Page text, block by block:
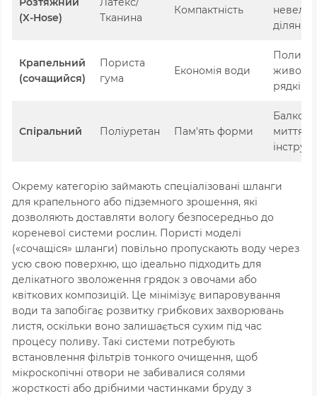
(X-Hose)
Тканина
Компактність
ділянки
Крапельний
(сочащийся)
Пориста
гума
Економія води
Полив
рядків
Спіральний Поліуретан Пам'ять форми
миття
Окрему категорію займають спеціалізовані шланги
для крапельного або підземного зрошення, які
дозволяють доставляти вологу безпосередньо до
кореневої системи рослин. Пористі моделі
(«сочащіся» шланги) повільно пропускають воду через
усю свою поверхню, що ідеально підходить для
делікатного зволоження грядок з овочами або
квіткових композицій. Це мінімізує випаровування
води та запобігає розвитку грибкових захворювань
листя, оскільки воно залишається сухим під час
процесу поливу. Такі системи потребують
встановлення фільтрів тонкого очищення, щоб
мікроскопічні отвори не забивалися солями
жорсткості або дрібними частинками бруду з